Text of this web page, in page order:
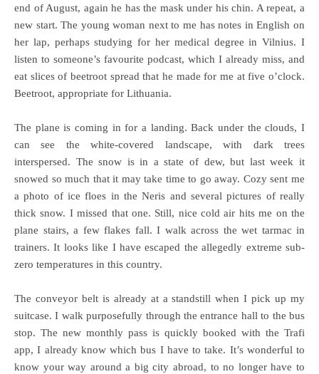
end of August, again he has the mask under his chin. A repeat, a
new start. The young woman next to me has notes in English on
her lap, perhaps studying for her medical degree in Vilnius. I
listen to someone’s favourite podcast, which I already miss, and
eat slices of beetroot spread that he made for me at five o’clock.
Beetroot, appropriate for Lithuania.
The plane is coming in for a landing. Back under the clouds, I
can see the white-covered landscape, with dark trees
interspersed. The snow is in a state of dew, but last week it
snowed so much that it may take time to go away. Cozy sent me
a photo of ice floes in the Neris and several pictures of really
thick snow. I missed that one. Still, nice cold air hits me on the
plane stairs, a few flakes fall. I walk across the wet tarmac in
trainers. It looks like I have escaped the allegedly extreme sub-
zero temperatures in this country.
The conveyor belt is already at a standstill when I pick up my
suitcase. I walk purposefully through the entrance hall to the bus
stop. The new monthly pass is quickly booked with the Trafi
app, I already know which bus I have to take. It’s wonderful to
know your way around a big city abroad, to no longer have to